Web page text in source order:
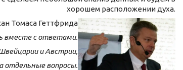
хорошем расположении духа.
Томаса Геттфрида
вместе с ответами.
и Австрии,
отдельные вопросы.